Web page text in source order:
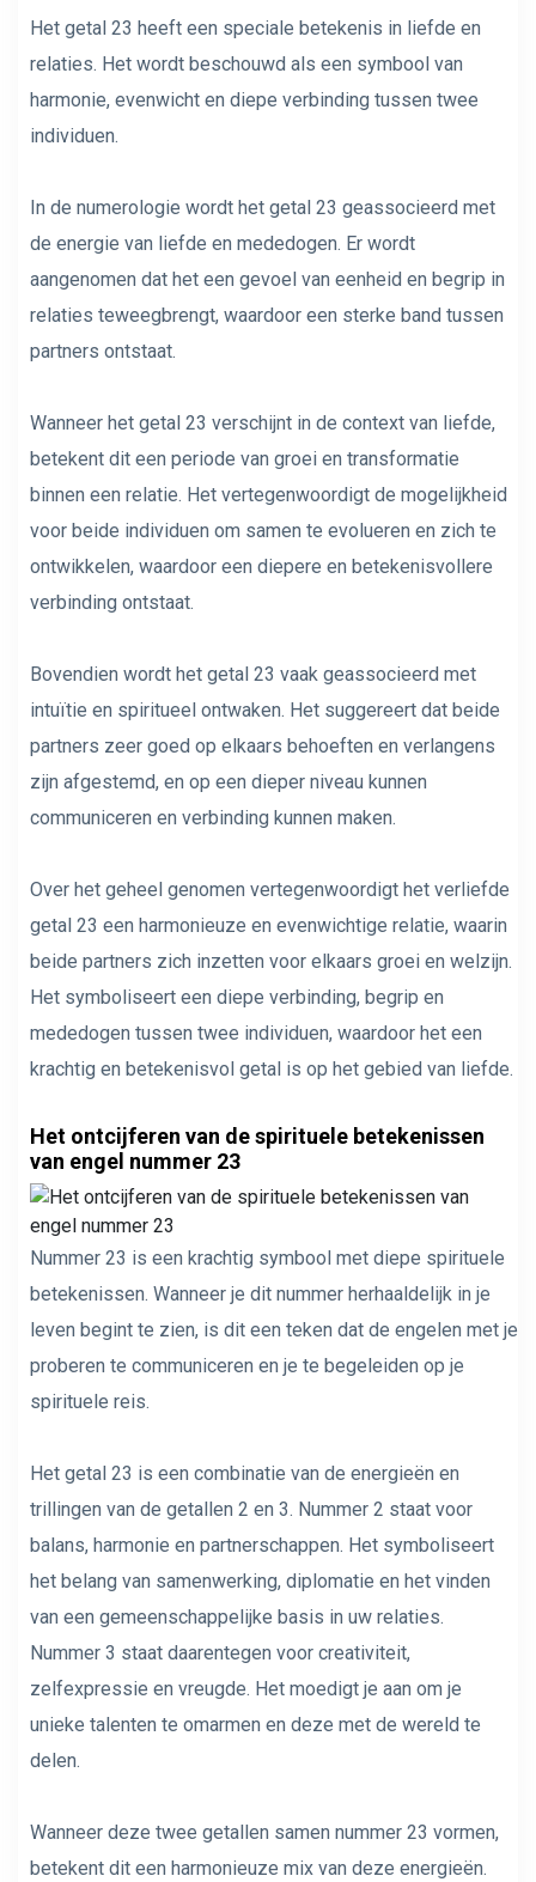
Het getal 23 heeft een speciale betekenis in liefde en
relaties. Het wordt beschouwd als een symbool van
harmonie, evenwicht en diepe verbinding tussen twee
individuen.
In de numerologie wordt het getal 23 geassocieerd met
de energie van liefde en mededogen. Er wordt
aangenomen dat het een gevoel van eenheid en begrip in
relaties teweegbrengt, waardoor een sterke band tussen
partners ontstaat.
Wanneer het getal 23 verschijnt in de context van liefde,
betekent dit een periode van groei en transformatie
binnen een relatie. Het vertegenwoordigt de mogelijkheid
voor beide individuen om samen te evolueren en zich te
ontwikkelen, waardoor een diepere en betekenisvollere
verbinding ontstaat.
Bovendien wordt het getal 23 vaak geassocieerd met
intuïtie en spiritueel ontwaken. Het suggereert dat beide
partners zeer goed op elkaars behoeften en verlangens
zijn afgestemd, en op een dieper niveau kunnen
communiceren en verbinding kunnen maken.
Over het geheel genomen vertegenwoordigt het verliefde
getal 23 een harmonieuze en evenwichtige relatie, waarin
beide partners zich inzetten voor elkaars groei en welzijn.
Het symboliseert een diepe verbinding, begrip en
mededogen tussen twee individuen, waardoor het een
krachtig en betekenisvol getal is op het gebied van liefde.
Het ontcijferen van de spirituele betekenissen
van engel nummer 23
Nummer 23 is een krachtig symbool met diepe spirituele
betekenissen. Wanneer je dit nummer herhaaldelijk in je
leven begint te zien, is dit een teken dat de engelen met je
proberen te communiceren en je te begeleiden op je
spirituele reis.
Het getal 23 is een combinatie van de energieën en
trillingen van de getallen 2 en 3. Nummer 2 staat voor
balans, harmonie en partnerschappen. Het symboliseert
het belang van samenwerking, diplomatie en het vinden
van een gemeenschappelijke basis in uw relaties.
Nummer 3 staat daarentegen voor creativiteit,
zelfexpressie en vreugde. Het moedigt je aan om je
unieke talenten te omarmen en deze met de wereld te
delen.
Wanneer deze twee getallen samen nummer 23 vormen,
betekent dit een harmonieuze mix van deze energieën.